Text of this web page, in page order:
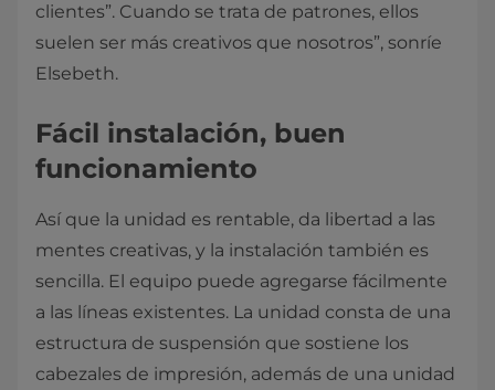
clientes”. Cuando se trata de patrones, ellos
suelen ser más creativos que nosotros”, sonríe
Elsebeth.
Fácil instalación, buen
funcionamiento
Así que la unidad es rentable, da libertad a las
mentes creativas, y la instalación también es
sencilla. El equipo puede agregarse fácilmente
a las líneas existentes. La unidad consta de una
estructura de suspensión que sostiene los
cabezales de impresión, además de una unidad